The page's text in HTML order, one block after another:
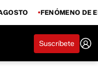
FENÓMENO DE
Suscríbete